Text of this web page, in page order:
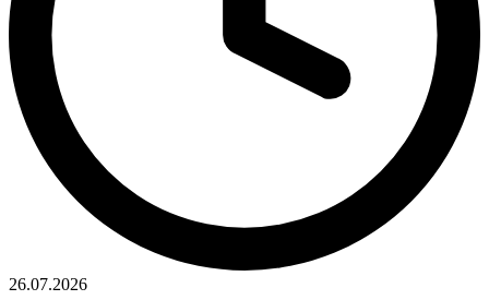
26.07.2026